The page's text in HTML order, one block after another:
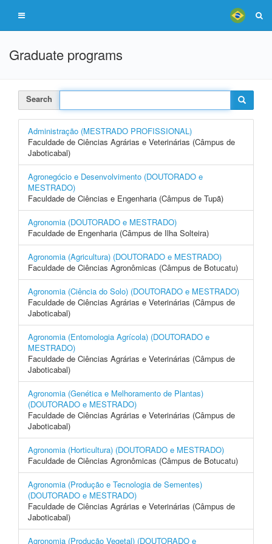
Graduate programs
Search
Administração (MESTRADO PROFISSIONAL)
Faculdade de Ciências Agrárias e Veterinárias (Câmpus de
Jaboticabal)
Agronegócio e Desenvolvimento (DOUTORADO e
MESTRADO)
Faculdade de Ciências e Engenharia (Câmpus de Tupã)
Agronomia (DOUTORADO e MESTRADO)
Faculdade de Engenharia (Câmpus de Ilha Solteira)
Agronomia (Agricultura) (DOUTORADO e MESTRADO)
Faculdade de Ciências Agronômicas (Câmpus de Botucatu)
Agronomia (Ciência do Solo) (DOUTORADO e MESTRADO)
Faculdade de Ciências Agrárias e Veterinárias (Câmpus de
Jaboticabal)
Agronomia (Entomologia Agrícola) (DOUTORADO e
MESTRADO)
Faculdade de Ciências Agrárias e Veterinárias (Câmpus de
Jaboticabal)
Agronomia (Genética e Melhoramento de Plantas)
(DOUTORADO e MESTRADO)
Faculdade de Ciências Agrárias e Veterinárias (Câmpus de
Jaboticabal)
Agronomia (Horticultura) (DOUTORADO e MESTRADO)
Faculdade de Ciências Agronômicas (Câmpus de Botucatu)
Agronomia (Produção e Tecnologia de Sementes)
(DOUTORADO e MESTRADO)
Faculdade de Ciências Agrárias e Veterinárias (Câmpus de
Jaboticabal)
Agronomia (Produção Vegetal) (DOUTORADO e